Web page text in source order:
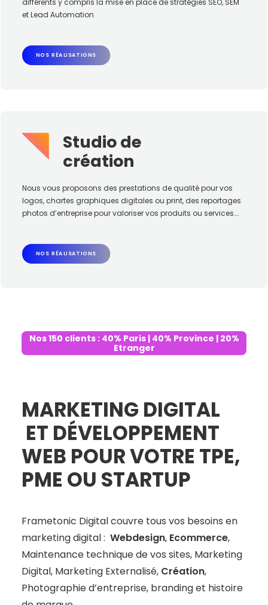
différents y compris la mise en place de stratégies SEO, SEM
et Lead Automation
NOS RÉALISATIONS
Studio de
création
Nous vous proposons des prestations de qualité pour vos
logos, chartes graphiques digitales ou print, des reportages
photos d’entreprise pour valoriser vos produits ou services….
NOS RÉALISATIONS
Nos 150 clients : 40% Paris | 40% Province | 20%
Etranger
MARKETING DIGITAL
ET DÉVELOPPEMENT
WEB POUR VOTRE TPE,
PME OU STARTUP
Frametonic Digital couvre tous vos besoins en
marketing digital : Webdesign, Ecommerce,
Maintenance technique de vos sites, Marketing
Digital, Marketing Externalisé, Création,
Photographie d’entreprise, branding et histoire